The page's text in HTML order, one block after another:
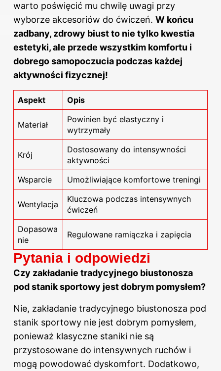
warto poświęcić mu chwilę uwagi przy
wyborze akcesoriów do ćwiczeń. W końcu
zadbany, zdrowy biust to nie tylko kwestia
estetyki, ale przede wszystkim komfortu i
dobrego samopoczucia podczas każdej
aktywności fizycznej!
Aspekt Opis
Materiał
Powinien być elastyczny i
wytrzymały
Krój
Dostosowany do intensywności
aktywności
Wsparcie
Umożliwiające komfortowe treningi
Wentylacja
Kluczowa podczas intensywnych
ćwiczeń
Dopasowa
nie
Regulowane ramiączka i zapięcia
Pytania i odpowiedzi
Czy zakładanie tradycyjnego biustonosza
pod stanik sportowy jest dobrym pomysłem?
Nie, zakładanie tradycyjnego biustonosza pod
stanik sportowy nie jest dobrym pomysłem,
ponieważ klasyczne staniki nie są
przystosowane do intensywnych ruchów i
mogą powodować dyskomfort. Dodatkowo,